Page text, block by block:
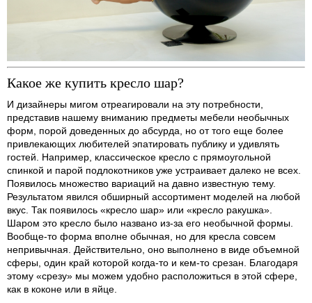
Какое же купить кресло шар?
И дизайнеры мигом отреагировали на эту потребности,
представив нашему вниманию предметы мебели необычных
форм, порой доведенных до абсурда, но от того еще более
привлекающих любителей эпатировать публику и удивлять
гостей. Например, классическое кресло с прямоугольной
спинкой и парой подлокотников уже устраивает далеко не всех.
Появилось множество вариаций на давно известную тему.
Результатом явился обширный ассортимент моделей на любой
вкус. Так появилось «кресло шар» или «кресло ракушка».
Шаром это кресло было названо из-за его необычной формы.
Вообще-то форма вполне обычная, но для кресла совсем
непривычная. Действительно, оно выполнено в виде объемной
сферы, один край которой когда-то и кем-то срезан. Благодаря
этому «срезу» мы можем удобно расположиться в этой сфере,
как в коконе или в яйце.